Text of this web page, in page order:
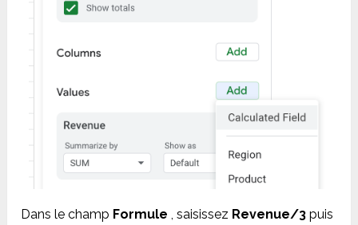
Dans le champ Formule , saisissez Revenue/3 puis